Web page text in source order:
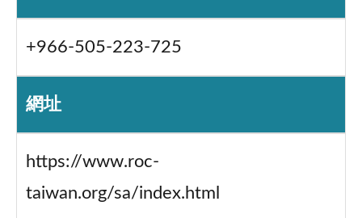
+966-505-223-725
網址
https://www.roc-
taiwan.org/sa/index.html